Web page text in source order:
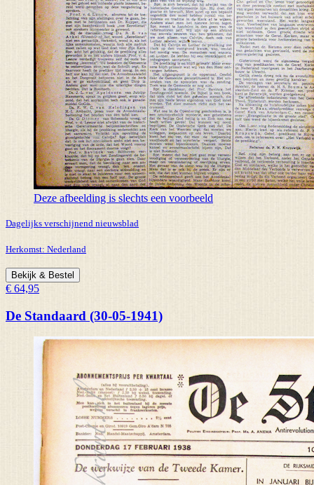
Deze afbeelding is slechts een voorbeeld
Dagelijks verschijnend nieuwsblad
Herkomst: Nederland
Bekijk & Bestel
€ 64,95
De Standaard (30-05-1941)